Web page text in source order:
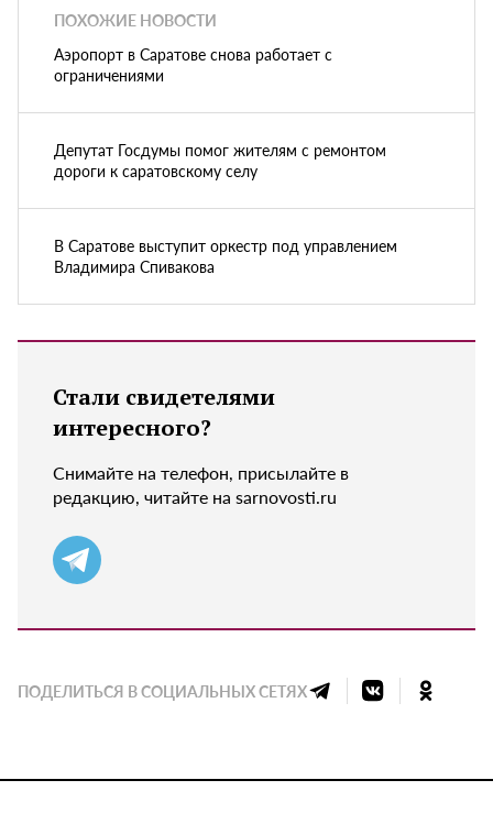
ПОХОЖИЕ НОВОСТИ
Аэропорт в Саратове снова работает с
ограничениями
Депутат Госдумы помог жителям с ремонтом
дороги к саратовскому селу
В Саратове выступит оркестр под управлением
Владимира Спивакова
Стали свидетелями
интересного?
Снимайте на телефон, присылайте в
редакцию, читайте на sarnovosti.ru
ПОДЕЛИТЬСЯ В СОЦИАЛЬНЫХ СЕТЯХ